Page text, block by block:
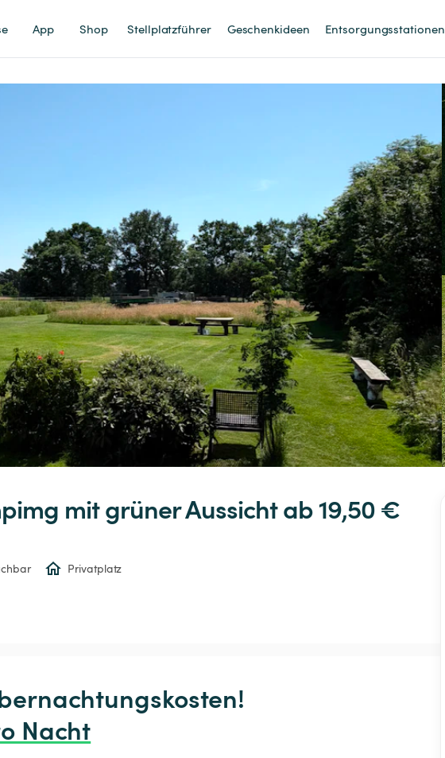
App Shop Stellplatzführer Geschenkideen Entsorgungsstationen
mitgrünerAussicht ab 19,50 €
Privatplatz
Nacht